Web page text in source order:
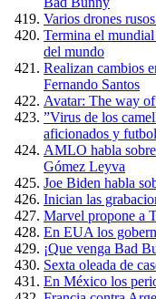
Varios drones
Termina el
del mundo
Realizan cambios
Fernando Santos
Avatar: The way of
”Virus de los
aficionados y
AMLO habla
Gómez Leyva
Joe Biden habla
Inician las
Marvel propone a
En EUA los
¡Que venga Bad
Sexta oleada de
En México los